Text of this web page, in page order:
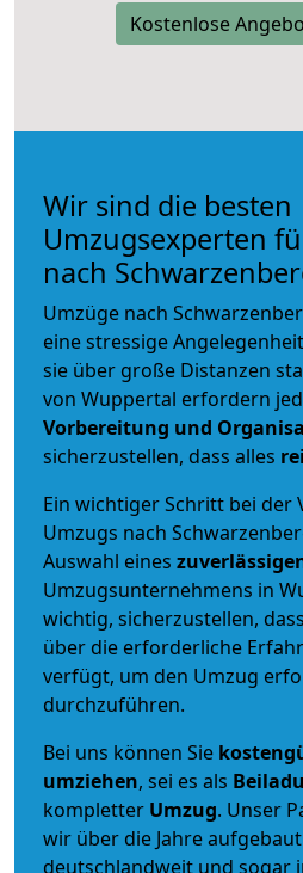
Kostenlose
Wir sind die besten
Umzugsexperten
nach
Umzüge nach
eine stressige
sie über große Distanzen
von Wuppertal erfordern
Vorbereitung und
sicherzustellen, dass alles
Ein wichtiger Schritt bei der
Umzugs nach
Auswahl eines
Umzugsunternehmens in
wichtig, sicherzustellen,
über die erforderliche
verfügt, um den Umzug
durchzuführen.
Bei uns können Sie
umziehen, sei es als
kompletter Umzug. Unser
wir über die Jahre
deutschlandweit und sogar